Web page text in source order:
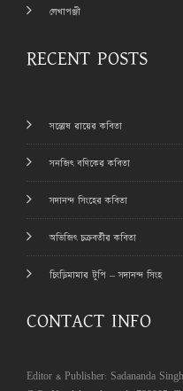
লেখাপঞ্জী
RECENT POSTS
সন্তোষ রায়ের কবিতা
সনজিৎ বণিকের কবিতা
সদানন্দ সিংহের কবিতা
অভিজিৎ চক্রবর্তীর কবিতা
চিংড়িমামার টুপি – সদানন্দ সিংহ
CONTACT INFO
Editor & Publisher: Sadananda